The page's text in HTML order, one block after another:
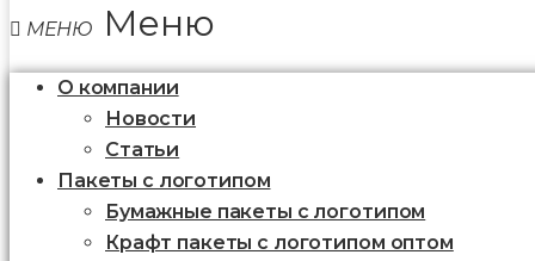
Меню
О компании
Новости
Статьи
Пакеты с логотипом
Бумажные пакеты с логотипом
Крафт пакеты с логотипом оптом